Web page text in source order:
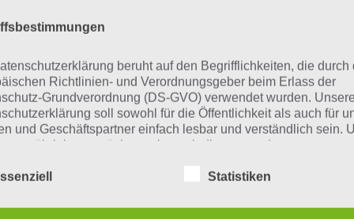
diese jedoch begrenzt sind, hast du hier stets die
obige Lösung stimmt leider
die Lösung, die wir dir oben vorgestellt haben, nicht
ein Wort in der Lösung von 94 Prozent fehlt, so teile
in den Kommentaren mit. Nur so können wir stets
zahlreichen Fragen und Sachverhalte in der App
beruht auf den Begrifflichkeiten, die durch
Richtlinien- und Verordnungsgeber beim Erlass der
Grundverordnung (DS-GVO) verwendet wurden. Unsere
soll sowohl für die Öffentlichkeit als auch für
und Geschäftspartner einfach lesbar und verständlich sein.
gewährleisten, möchten wir vorab die verwendeten
Begriffe:
Statistiken